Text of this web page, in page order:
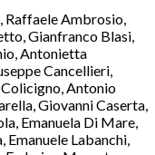
Raffaele Ambrosio,
Gianfranco Blasi,
Antonietta
Cancellieri,
Antonio
Giovanni Caserta,
Emanuela Di Mare,
Emanuele Labanchi,